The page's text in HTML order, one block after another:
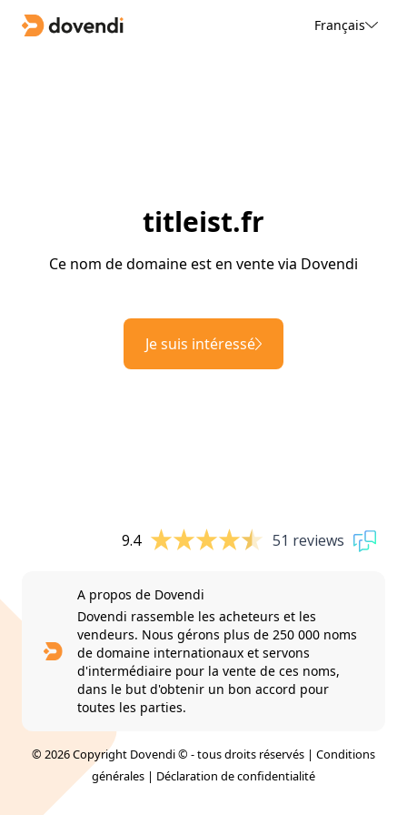
Français
titleist.fr
Ce nom de domaine est en vente via Dovendi
Je suis intéressé
9.4 51 reviews
A propos de Dovendi
Dovendi rassemble les acheteurs et les
vendeurs. Nous gérons plus de 250 000 noms
de domaine internationaux et servons
d'intermédiaire pour la vente de ces noms,
dans le but d'obtenir un bon accord pour
toutes les parties.
© 2026 Copyright Dovendi © - tous droits réservés | Conditions
générales | Déclaration de confidentialité